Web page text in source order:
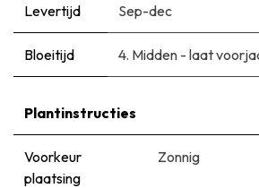
Levertijd Sep-dec
Bloeitijd ​4. Midden - laat
Plantinstructies
Voorkeur
plaatsing
Zonnig